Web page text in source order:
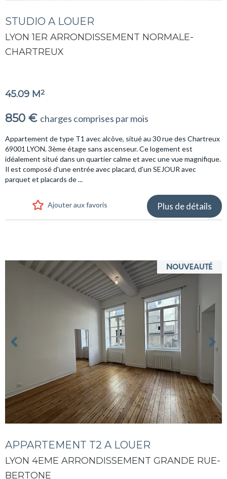
STUDIO A LOUER
LYON 1ER ARRONDISSEMENT NORMALE-
CHARTREUX
45.09 M2
850 € charges comprises par mois
Appartement de type T1 avec alcôve, situé au 30 rue des Chartreux
69001 LYON. 3ème étage sans ascenseur. Ce logement est
idéalement situé dans un quartier calme et avec une vue magnifique.
Il est composé d'une entrée avec placard, d'un SEJOUR avec
parquet et placards de ...
Ajouter aux favoris Plus de détails
APPARTEMENT T2 A LOUER
LYON 4EME ARRONDISSEMENT GRANDE RUE-
BERTONE